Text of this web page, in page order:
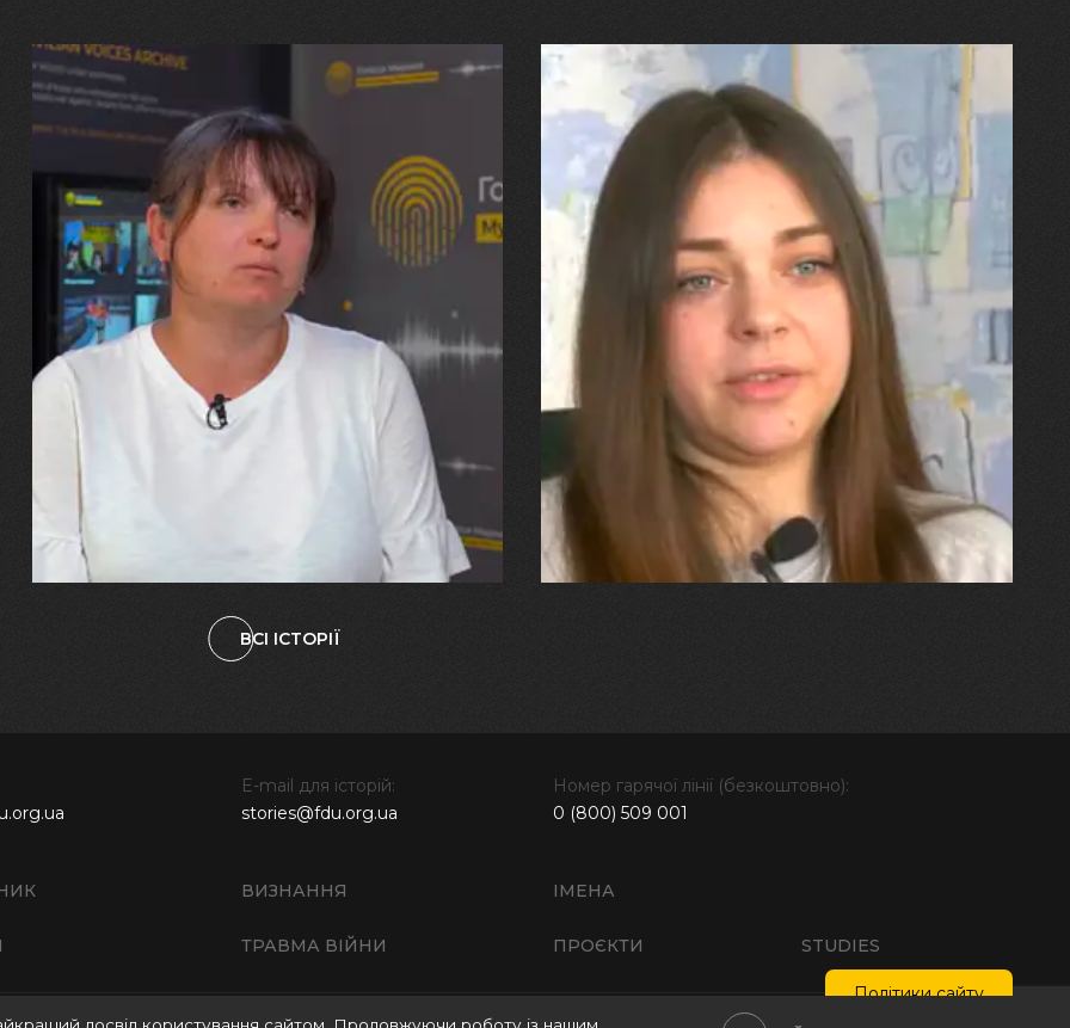
29.07.2026
Марина, Ваїд та Аміна Харченко
"Попри всі втрати, ми не
зламалися: тепер я бачу
свого вбитого чоловіка у
наших дітях"
27.07.2026
"Я перенесла 11 операцій, та
плакала від фантомного
болю. Але маленька донька
бере за руку і змушує йти
далі"
ВСІ ІСТОРІЇ
ВИЗНАННЯ ІМЕНА
ТРАВМА ВІЙНИ ПРОЄКТИ STUDIES
E-mail для історій:
stories@fdu.org.ua
Номер гарячої лінії (безкоштовно):
0 (800) 509 001
Політики сайту